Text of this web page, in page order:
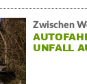
Zwischen
UNFALL